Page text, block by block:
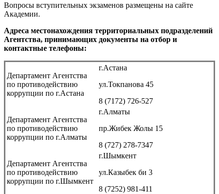
Вопросы вступительных экзаменов размещены на сайте
Академии.
Адреса местонахождения территориальных подразделений
Агентства, принимающих документы на отбор и
контактные телефоны:
Департамент Агентства
по противодействию
коррупции по г.Астана
г.Астана
ул.Токпанова 45
8 (7172) 726-527
Департамент Агентства
по противодействию
коррупции по г.Алматы
г.Алматы
пр.Жибек Жолы 15
8 (727) 278-7347
Департамент Агентства
по противодействию
коррупции по г.Шымкент
г.Шымкент
ул.Казыбек би 3
8 (7252) 981-411